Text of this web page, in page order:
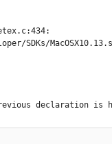
SDKs/
declaration is